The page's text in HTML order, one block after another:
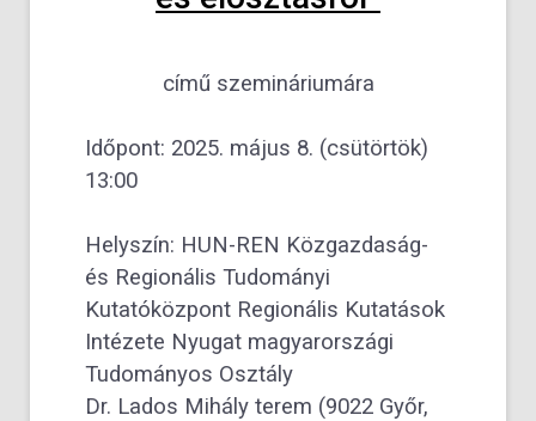
című szemináriumára
Időpont: 2025. május 8. (csütörtök)
13:00
Helyszín: HUN-REN Közgazdaság-
és Regionális Tudományi
Kutatóközpont Regionális Kutatások
Intézete Nyugat magyarországi
Tudományos Osztály
Dr. Lados Mihály terem (9022 Győr,